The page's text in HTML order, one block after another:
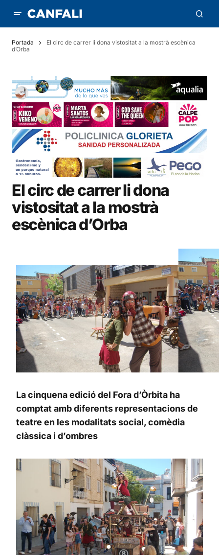
Portada
El circ de carrer li dona vistositat a la mostrà escènica
d’Orba
El circ de carrer li dona
vistositat a la mostrà
escènica d’Orba
La cinquena edició del Fora d’Òrbita ha
comptat amb diferents representacions de
teatre en les modalitats social, comèdia
clàssica i d’ombres